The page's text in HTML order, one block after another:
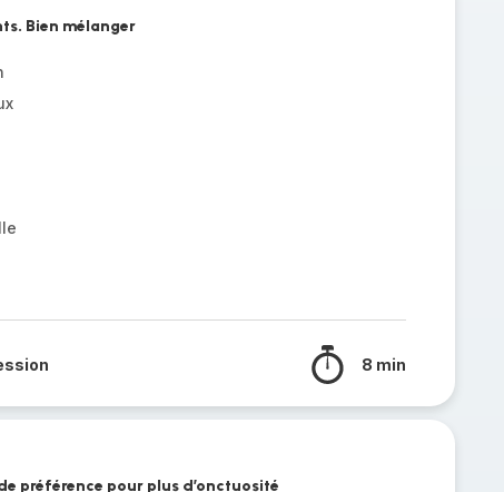
Bien mélanger
8 min
préférence pour plus d’onctuosité